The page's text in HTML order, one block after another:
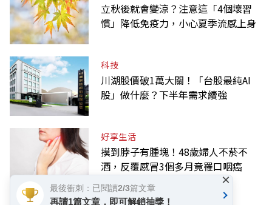
立秋後就會變涼？注意這「4個壞習
慣」降低免疫力，小心夏季流感上身
科技
川湖股價破1萬大關！「台股最純AI
股」做什麼？下半年需求續強
好享生活
摸到脖子有腫塊！48歲婦人不菸不
酒，反覆感冒3個多月竟罹口咽癌
最後衝刺：已閱讀2/3篇文章
再讀1篇文章，即可解鎖抽獎！
×